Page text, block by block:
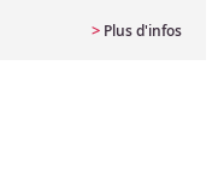
> Plus d'infos